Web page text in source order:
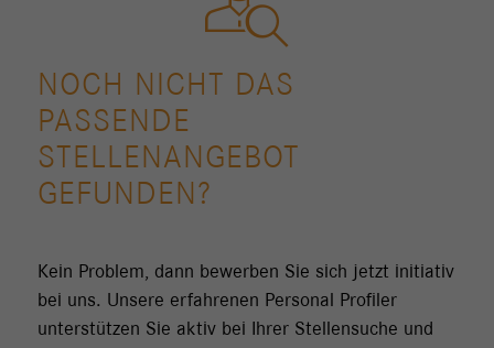
NOCH NICHT DAS
PASSENDE
STELLENANGEBOT
GEFUNDEN?
Kein Problem, dann bewerben Sie sich jetzt initiativ
bei uns. Unsere erfahrenen Personal Profiler
unterstützen Sie aktiv bei Ihrer Stellensuche und